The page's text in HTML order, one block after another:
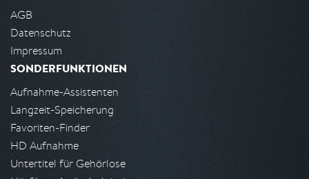
AGB
Datenschutz
Impressum
SONDERFUNKTIONEN
Aufnahme-Assistenten
Langzeit-Speicherung
Favoriten-Finder
HD Aufnahme
Untertitel für Gehörlose